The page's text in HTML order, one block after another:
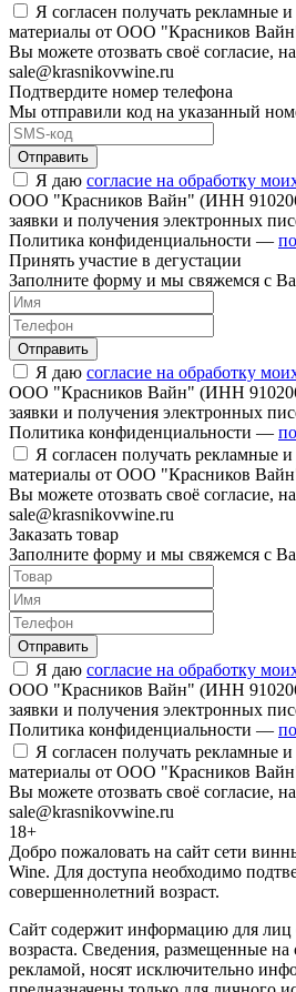
Я согласен получать рекламные
материалы от ООО "Красников
Вы можете отозвать своё согласие,
sale@krasnikovwine.ru
Подтвердите номер телефона
Мы отправили код на указанный
Отправить
Я даю согласие на обработку
ООО "Красников Вайн" (ИНН
заявки и получения электронных
Политика конфиденциальности —
Принять участие в дегустации
Заполните форму и мы свяжемся с
Отправить
Я даю согласие на обработку
ООО "Красников Вайн" (ИНН
заявки и получения электронных
Политика конфиденциальности —
Я согласен получать рекламные
материалы от ООО "Красников
Вы можете отозвать своё согласие,
sale@krasnikovwine.ru
Заказать товар
Заполните форму и мы свяжемся с
Отправить
Я даю согласие на обработку
ООО "Красников Вайн" (ИНН
заявки и получения электронных
Политика конфиденциальности —
Я согласен получать рекламные
материалы от ООО "Красников
Вы можете отозвать своё согласие,
sale@krasnikovwine.ru
18+
Добро пожаловать на сайт сети
Wine. Для доступа необходимо
совершеннолетний возраст.
Сайт содержит информацию для лиц
возраста. Сведения, размещенные на
рекламой, носят исключительно